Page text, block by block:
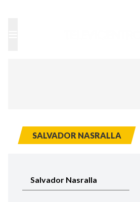
SALVADOR NASRALLA